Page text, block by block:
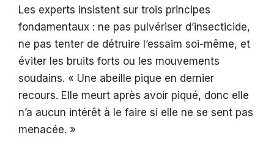
Les experts insistent sur trois principes
fondamentaux : ne pas pulvériser d’insecticide,
ne pas tenter de détruire l’essaim soi-même, et
éviter les bruits forts ou les mouvements
soudains. « Une abeille pique en dernier
recours. Elle meurt après avoir piqué, donc elle
n’a aucun intérêt à le faire si elle ne se sent pas
menacée. »